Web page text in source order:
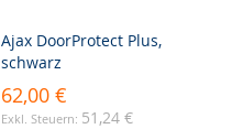
Ajax DoorProtect Plus,
schwarz
62,00 €
51,24 €